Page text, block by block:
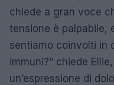
chiede a gran voce
tensione è palpabile,
sentiamo coinvolti in
immuni?” chiede
un’espressione di